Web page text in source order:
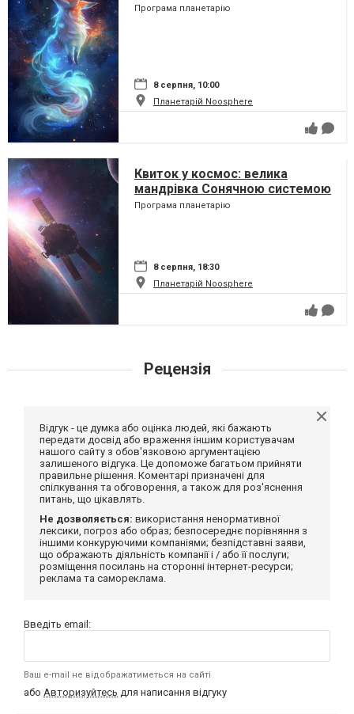
Програма планетарію
8 серпня, 10:00
Планетарій Noosphere
Квиток у космос: велика
мандрівка Сонячною системою
Програма планетарію
8 серпня, 18:30
Планетарій Noosphere
Рецензія
Відгук - це думка або оцінка людей, які бажають
передати досвід або враження іншим користувачам
нашого сайту з обов'язковою аргументацією
залишеного відгука. Це допоможе багатьом прийняти
правильне рішення. Коментарі призначені для
спілкування та обговорення, а також для роз'яснення
питань, що цікавлять.
Не дозволяється: використання ненормативної
лексики, погроз або образ; безпосереднє порівняння з
іншими конкуруючими компаніями; безпідставні заяви,
що ображають діяльність компанії і / або її послуги;
розміщення посилань на сторонні інтернет-ресурси;
реклама та самореклама.
Введіть email:
Ваш e-mail не відображатиметься на сайті
або Авторизуйтесь для написання відгуку